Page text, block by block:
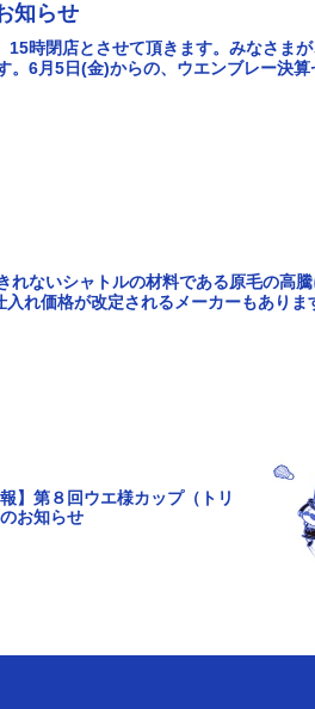
知らせ
時閉店とさせて頂きます。みなさま
6月5日(金)からの、ウエンブレー決算
れないシャトルの材料である原毛の高
れ価格が改定されるメーカーもありま
報】第８回ウエ様カップ（トリ
お知らせ